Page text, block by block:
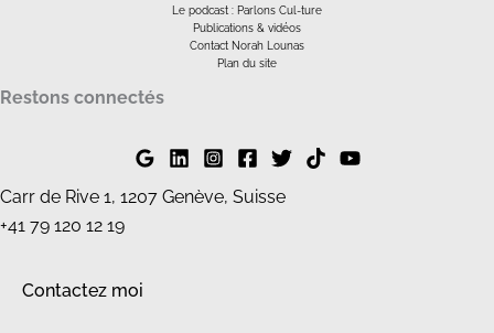
Le podcast : Parlons Cul-ture
Publications & vidéos
Contact Norah Lounas
Plan du site
Restons connectés
Carr de Rive 1, 1207 Genève, Suisse
+41 79 120 12 19
Contactez moi